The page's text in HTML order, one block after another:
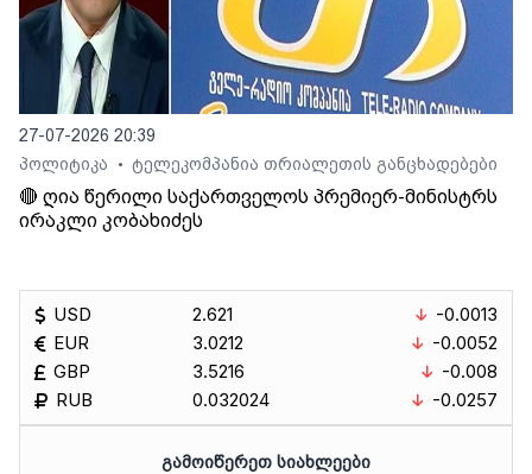
27-07-2026 20:39
პოლიტიკა
• ტელეკომპანია თრიალეთის განცხადებები
🔴 ღია წერილი საქართველოს პრემიერ-მინისტრს
ირაკლი კობახიძეს
USD
EUR
GBP
RUB
2.621
3.0212
3.5216
0.032024
-0.0013
-0.0052
-0.008
-0.0257
ᲒᲐᲛᲝᲘᲬᲔᲠᲔᲗ ᲡᲘᲐᲮᲚᲔᲔᲑᲘ